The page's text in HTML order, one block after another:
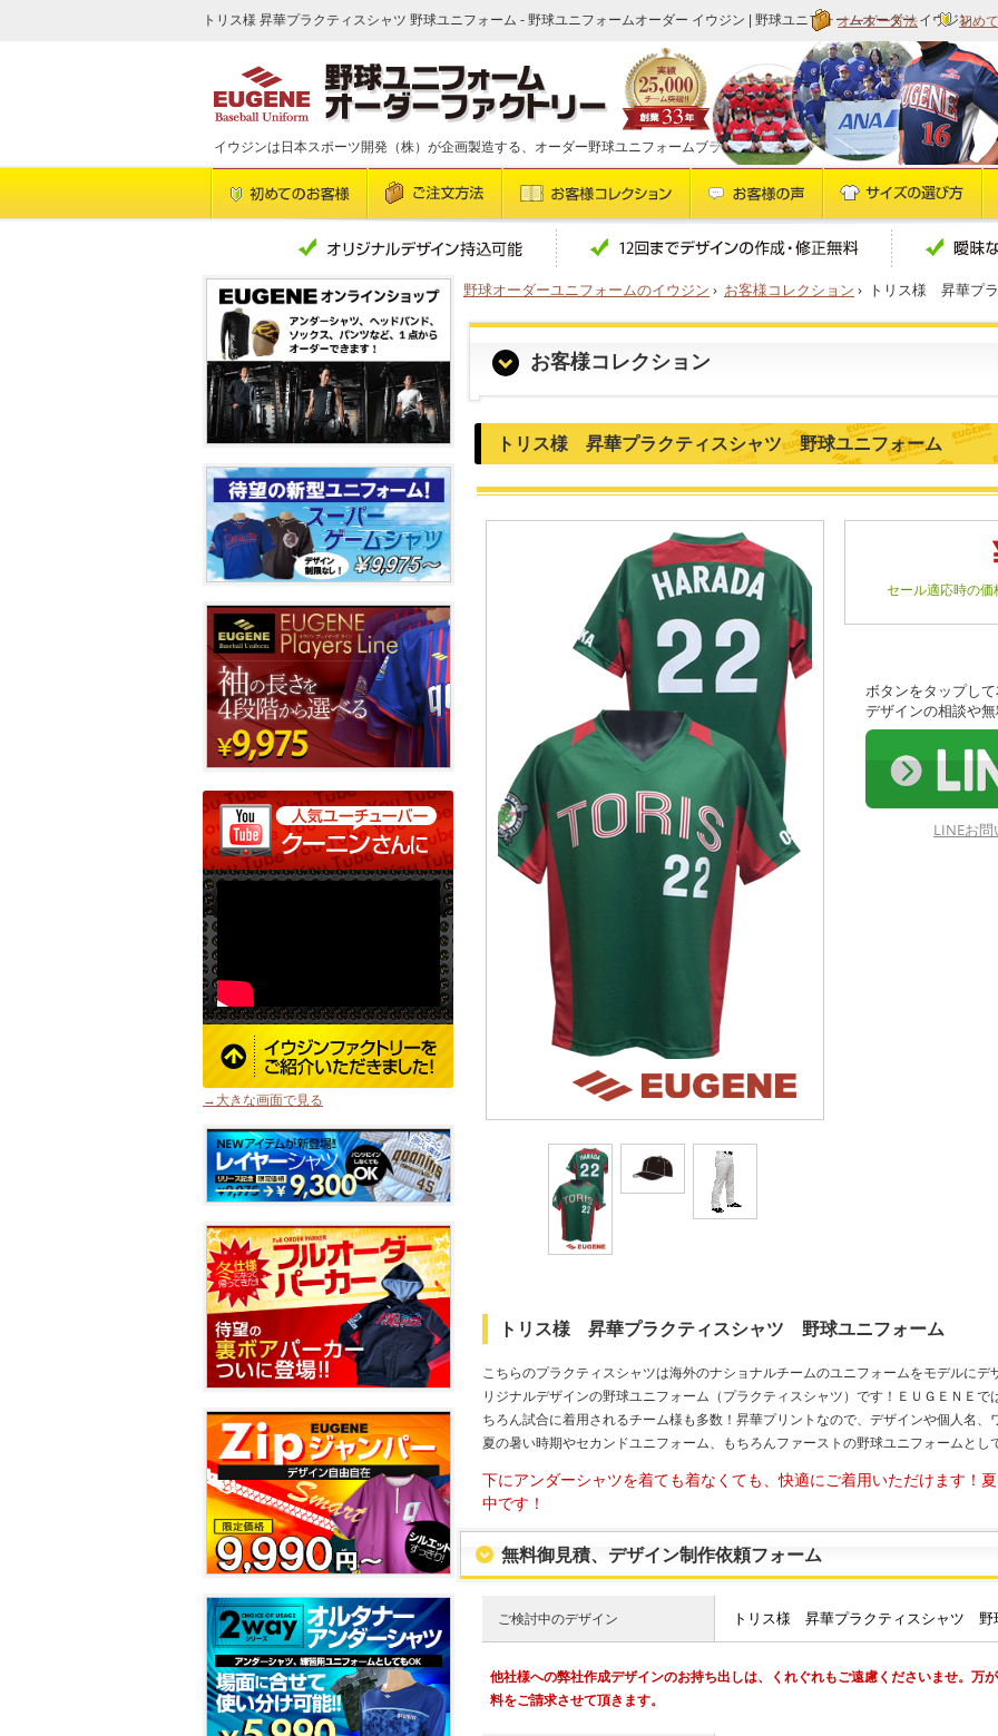
トリス様 昇華プラクティスシャツ 野球ユニフォーム - 野球ユニフォームオーダー イウジン | 野球ユニフォームオーダー イウジン初め
オーダー方法
イウジンは日本スポーツ開発（株）が企画製造する、オーダー野球ユニフォームブランドです
野球オーダーユニフォームのイウジン › お客様コレクション › トリス様 昇華プ
お客様コレクション
トリス様 昇華プラクティスシャツ 野球ユニフォーム
セール適応時の価
ボタンをタップし
デザインの相談や無
LINEお
トリス様 昇華プラクティスシャツ 野球ユニフォーム
こちらのプラクティスシャツは海外のナショナルチームのユニフォームをモデルに
リジナルデザインの野球ユニフォーム（プラクティスシャツ）です！ＥＵＧＥＮＥ
ちろん試合に着用されるチーム様も多数！昇華プリントなので、デザインや個人名
夏の暑い時期やセカンドユニフォーム、もちろんファーストの野球ユニフォームとし
下にアンダーシャツを着ても着なくても、快適にご着用いただけます！
中です！
無料御見積、デザイン制作依頼フォーム
ご検討中のデザイン
他社様への弊社作成デザインのお持ち出しは、くれぐれもご遠慮くださいませ。万
料をご請求させて頂きます。
→大きな画面で見る